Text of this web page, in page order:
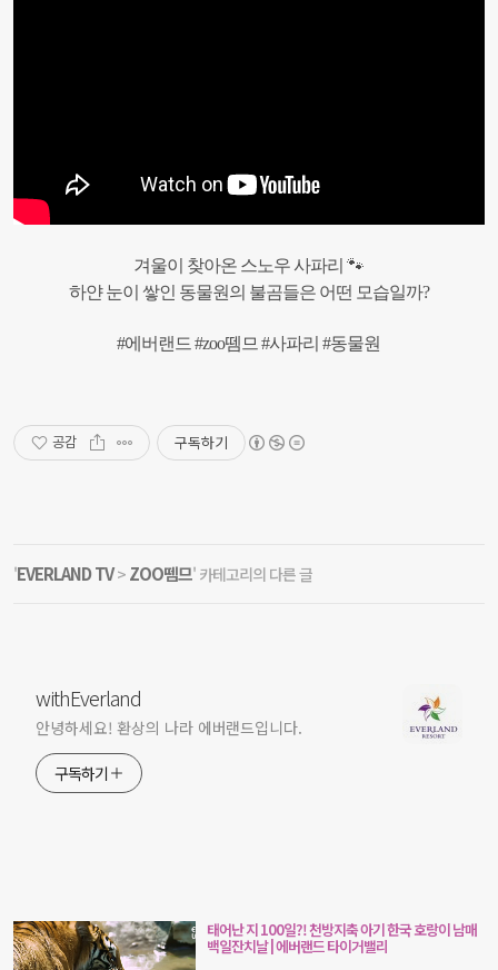
겨울이 찾아온 스노우 사파리 🐾
하얀 눈이 쌓인 동물원의 불곰들은 어떤 모습일까?
#에버랜드 #zoo뗌므 #사파리 #동물원
공감 구독하기
'EVERLAND TV> ZOO뗌므' 카테고리의 다른 글
withEverland
안녕하세요! 환상의 나라 에버랜드입니다.
구독하기
태어난 지 100일?! 천방지축 아기 한국 호랑이 남매
백일잔치날 | 에버랜드 타이거밸리